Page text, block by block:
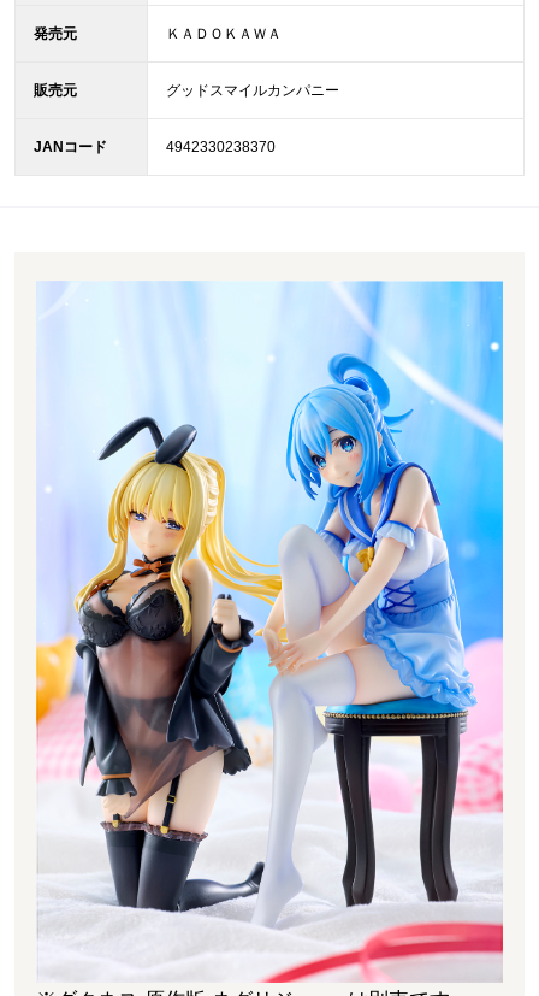
発売元 ＫＡＤＯＫＡＷＡ
販売元 グッドスマイルカンパニー
JANコード 4942330238370